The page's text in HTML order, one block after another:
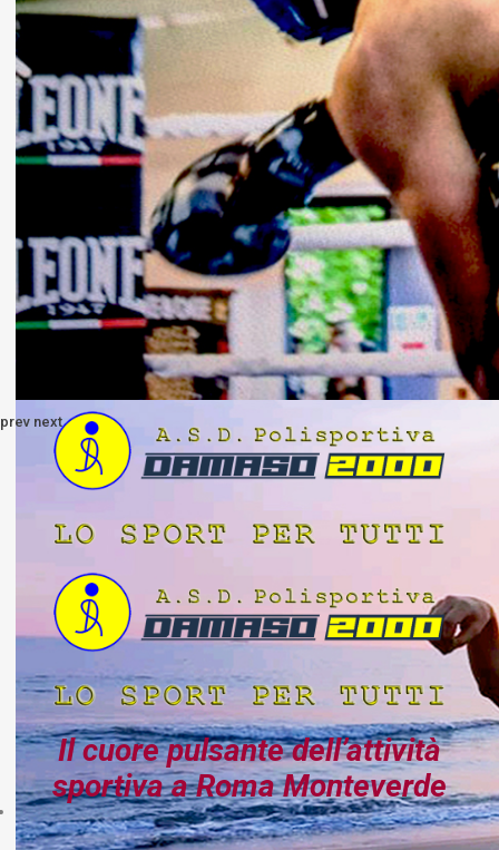
prev next
Il cuore pulsante dell’attività
sportiva a Roma Monteverde